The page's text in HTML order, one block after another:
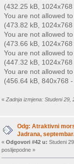
(432.25 kB,
You are not allowed
(473.82 kB,
You are not allowed
(473.66 kB,
You are not allowed
(447.32 kB,
You are not allowed
(456.64 kB, 840x768
« Zadnja izmjena: Studeni 29,
Odg: Atraktivni
Jadrana,
« Odgovori #42 u: Studeni
poslijepodne »